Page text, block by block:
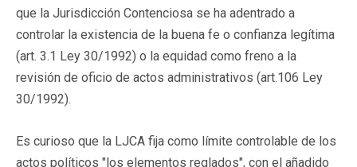
que la Jurisdicción Contenciosa se ha adentrado a
controlar la existencia de la buena fe o confianza legítima
(art. 3.1 Ley 30/1992) o la equidad como freno a la
revisión de oficio de actos administrativos (art.106 Ley
30/1992).
Es curioso que la LJCA fija como límite controlable de los
actos políticos "los elementos reglados", con el añadido